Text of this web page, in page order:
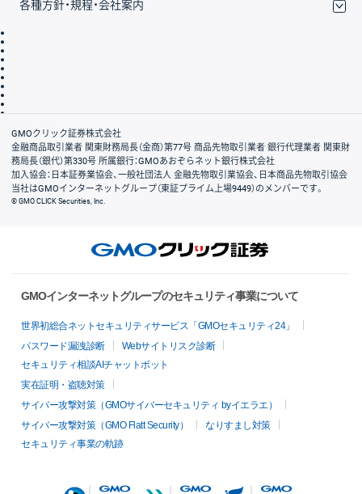
各種方針・規程・会社案内
会社案内
GMOクリック証券株式会社
金融商品取引業者 関東財務局長（金商）第77号 商品先物取引業者 銀行代理業者 関東財
務局長（銀代）第330号 所属銀行：GMOあおぞらネット銀行株式会社
加入協会：日本証券業協会、一般社団法人 金融先物取引業協会、日本商品先物取引協会
当社はGMOインターネットグループ（東証プライム上場9449）のメンバーです。
© GMO CLICK Securities, Inc.
GMOインターネットグループのセキュリティ事業について
世界初総合ネットセキュリティサービス「GMOセキュリティ24」
パスワード漏洩診断
Webサイトリスク診断
セキュリティ相談AIチャットボット
実在証明・盗聴対策
サイバー攻撃対策（GMOサイバーセキュリティ byイエラエ）
サイバー攻撃対策（GMO Flatt Security）
なりすまし対策
セキュリティ事業の軌跡